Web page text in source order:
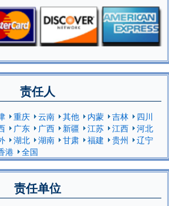
责任人
重庆 云南 其他 内蒙 吉林
四川
广东 广西 新疆 江苏 江西
河北
湖北 湖南 甘肃 福建 贵州
辽宁
港 全国
责任单位